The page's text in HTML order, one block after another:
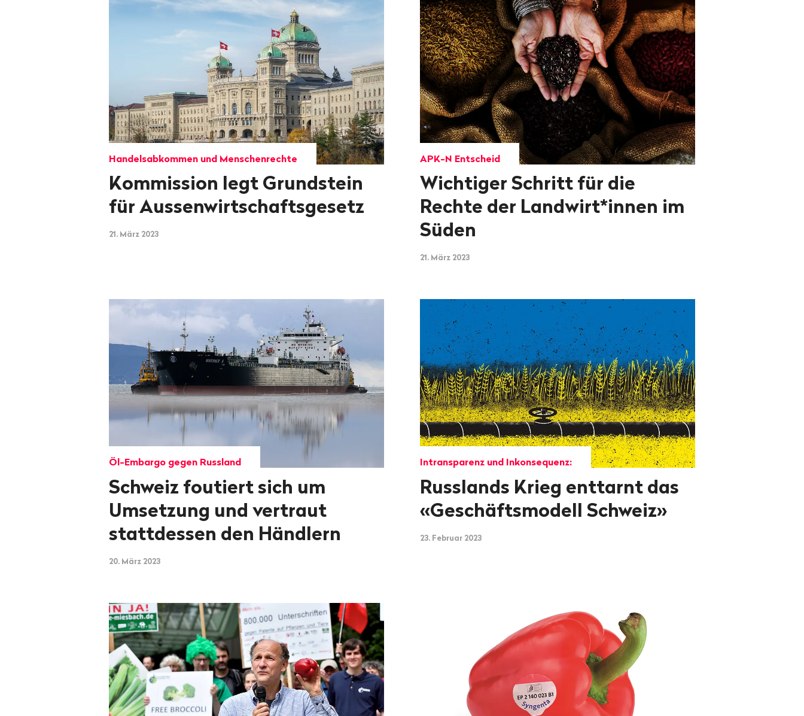
Handelsabkommen und Menschenrechte
Kommission legt Grundstein
für Aussenwirtschaftsgesetz
21. März 2023
APK-N Entscheid
Wichtiger Schritt für die
Rechte der Landwirt*innen im
Süden
21. März 2023
Öl-Embargo gegen Russland
Schweiz foutiert sich um
Umsetzung und vertraut
stattdessen den Händlern
20. März 2023
Intransparenz und Inkonsequenz:
Russlands Krieg enttarnt das
«Geschäftsmodell Schweiz»
23. Februar 2023